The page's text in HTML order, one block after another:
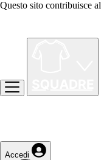
Questo sito contribuisce
Accedi